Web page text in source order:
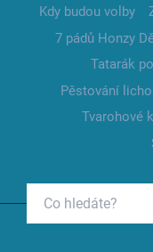
Kdy budou volby
7 pádů Honzy
Tatarák
Pěstování
Tvarohové